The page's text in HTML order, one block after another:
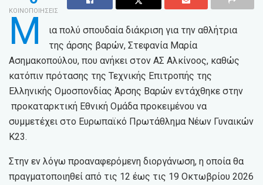
ΚΟΙΝΟΠΟΙΗΣΕΙΣ
Μ
ια πολύ σπουδαία διάκριση για την αθλήτρια
της άρσης βαρών, Στεφανία Μαρία
Ασημακοπούλου, που ανήκει στον ΑΣ Αλκίνοος, καθώς
κατόπιν πρότασης της Τεχνικής Επιτροπής της
Ελληνικής Ομοσπονδίας Άρσης Βαρών εντάχθηκε στην
προκαταρκτική Εθνική Ομάδα προκειμένου να
συμμετέχει στο Ευρωπαϊκό Πρωτάθλημα Νέων Γυναικών
Κ23.
Στην εν λόγω προαναφερόμενη διοργάνωση, η οποία θα
πραγματοποιηθεί από τις 12 έως τις 19 Οκτωβρίου 2026